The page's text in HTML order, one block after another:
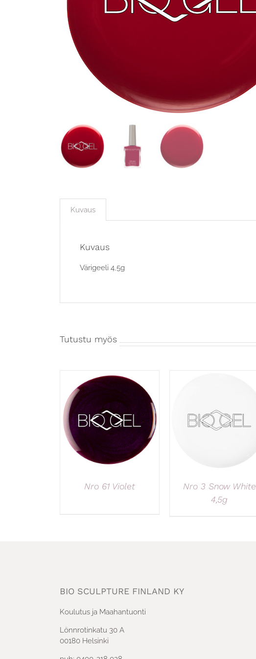
Kuvaus
Kuvaus
Värigeeli 4,5g
Tutustu myös
Nro 61 Violet
Nro 3 Snow White
4,5g
BIO SCULPTURE FINLAND KY
Koulutus ja Maahantuonti
Lönnrotinkatu 30 A
00180 Helsinki